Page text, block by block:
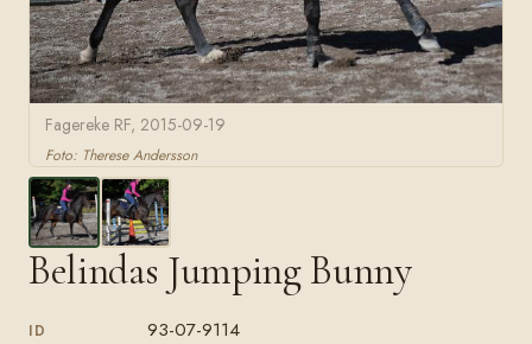
Fagereke RF, 2015-09-19
Foto: Therese Andersson
Belindas Jumping Bunny
ID 93-07-9114